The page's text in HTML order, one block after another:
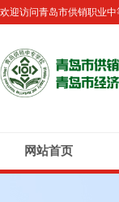
欢迎访问青岛市供销职业中
网站首页